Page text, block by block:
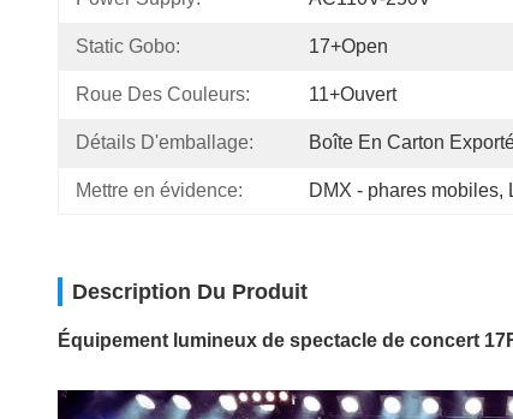
Static Gobo: 17+open
Roue Des Couleurs: 11+ouvert
Détails D'emballage: Boîte En Carton
Mettre en évidence: DMX - phares mobiles,
Description Du Produit
Équipement lumineux de spectacle de concert